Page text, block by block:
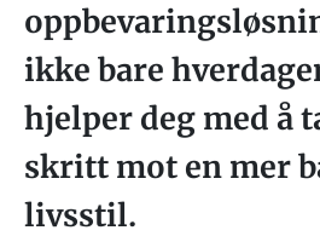
ikke bare
hjelper deg med å
skritt mot en mer
livsstil.